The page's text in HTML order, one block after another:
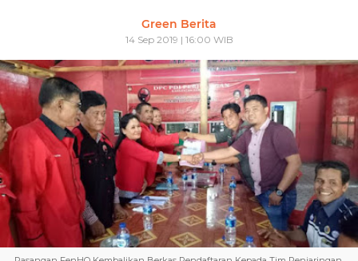
Green Berita
14 Sep 2019 | 16:00 WIB